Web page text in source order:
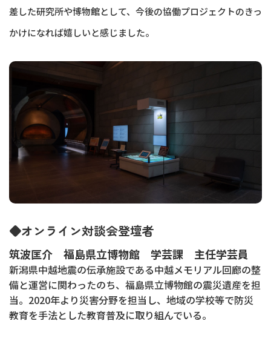
差した研究所や博物館として、今後の協働プロジェクトのきっ
かけになれば嬉しいと感じました。
◆オンライン対談会登壇者
筑波匡介 福島県立博物館 学芸課 主任学芸員
新潟県中越地震の伝承施設である中越メモリアル回廊の整
備と運営に関わったのち、福島県立博物館の震災遺産を担
当。2020年より災害分野を担当し、地域の学校等で防災
教育を手法とした教育普及に取り組んでいる。